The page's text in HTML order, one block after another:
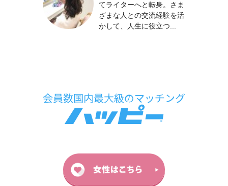
てライターへと転身。さま
ざまな人との交流経験を活
かして、人生に役立つ...